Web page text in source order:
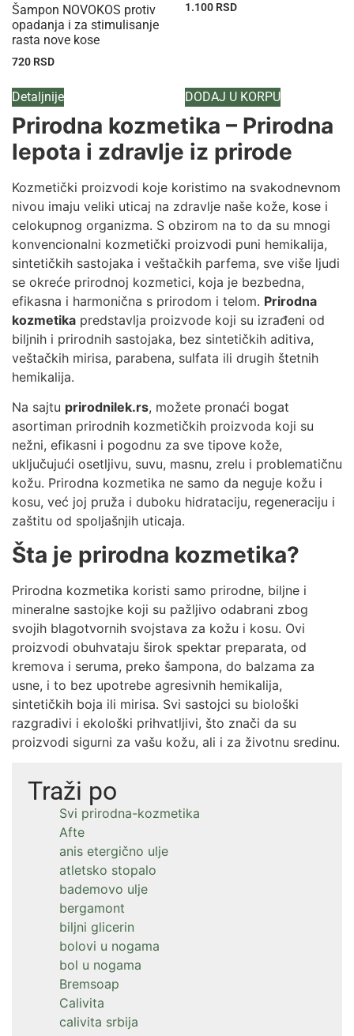
Traži po
Svi prirodna-kozmetika
Afte
anis etergično ulje
atletsko stopalo
bademovo ulje
bergamont
biljni glicerin
bolovi u nogama
bol u nogama
Bremsoap
Calivita
calivita srbija
Šampon NOVOKOS protiv
opadanja i za stimulisanje
rasta nove kose
720 RSD
Detaljnije
1.100 RSD
DODAJ U KORPU
Prirodna kozmetika – Prirodna
lepota i zdravlje iz prirode
Kozmetički proizvodi koje koristimo na svakodnevnom
nivou imaju veliki uticaj na zdravlje naše kože, kose i
celokupnog organizma. S obzirom na to da su mnogi
konvencionalni kozmetički proizvodi puni hemikalija,
sintetičkih sastojaka i veštačkih parfema, sve više ljudi
se okreće prirodnoj kozmetici, koja je bezbedna,
efikasna i harmonična s prirodom i telom. Prirodna
kozmetika predstavlja proizvode koji su izrađeni od
biljnih i prirodnih sastojaka, bez sintetičkih aditiva,
veštačkih mirisa, parabena, sulfata ili drugih štetnih
hemikalija.
Na sajtu prirodnilek.rs, možete pronaći bogat
asortiman prirodnih kozmetičkih proizvoda koji su
nežni, efikasni i pogodnu za sve tipove kože,
uključujući osetljivu, suvu, masnu, zrelu i problematičnu
kožu. Prirodna kozmetika ne samo da neguje kožu i
kosu, već joj pruža i duboku hidrataciju, regeneraciju i
zaštitu od spoljašnjih uticaja.
Šta je prirodna kozmetika?
Prirodna kozmetika koristi samo prirodne, biljne i
mineralne sastojke koji su pažljivo odabrani zbog
svojih blagotvornih svojstava za kožu i kosu. Ovi
proizvodi obuhvataju širok spektar preparata, od
kremova i seruma, preko šampona, do balzama za
usne, i to bez upotrebe agresivnih hemikalija,
sintetičkih boja ili mirisa. Svi sastojci su biološki
razgradivi i ekološki prihvatljivi, što znači da su
proizvodi sigurni za vašu kožu, ali i za životnu sredinu.